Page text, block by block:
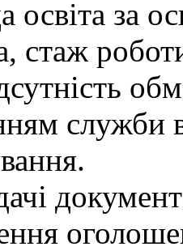
за
стаж
служби